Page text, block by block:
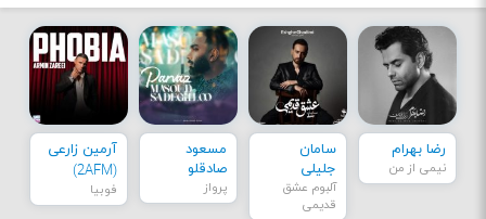
رضا بهرام
نیمی از من
سامان
جلیلی
آلبوم عشق
قدیمی
مسعود
صادقلو
پرواز
آرمین زارعی
(2AFM)
فوبیا